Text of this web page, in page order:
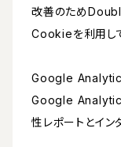
改善のため
Cookieを利用し
Google
Google
性レポートとイン